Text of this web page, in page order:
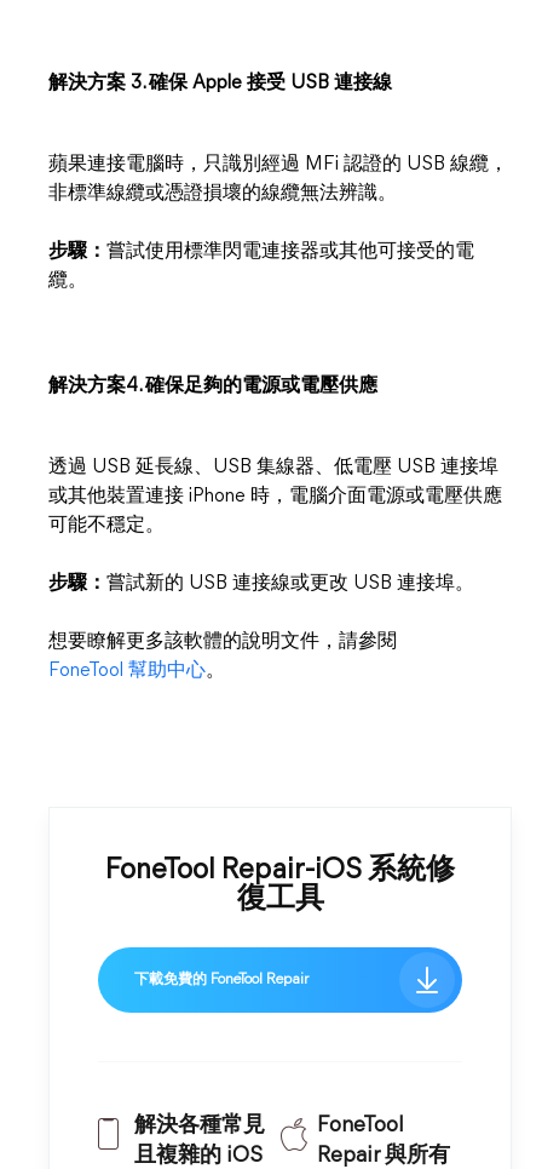
解決方案 3. 確保 Apple 接受 USB 連接線
蘋果連接電腦時，只識別經過 MFi 認證的 USB 線纜，
非標準線纜或憑證損壞的線纜無法辨識。
步驟： 嘗試使用標準閃電連接器或其他可接受的電
纜。
解決方案4. 確保足夠的電源或電壓供應
透過 USB 延長線、USB 集線器、低電壓 USB 連接埠
或其他裝置連接 iPhone 時，電腦介面電源或電壓供應
可能不穩定。
步驟： 嘗試新的 USB 連接線或更改 USB 連接埠。
想要瞭解更多該軟體的說明文件，請參閱
FoneTool 幫助中心。
FoneTool Repair-iOS 系統修
復工具
下載免費的 FoneTool Repair
解決各種常見
且複雜的 iOS
FoneTool
Repair 與所有